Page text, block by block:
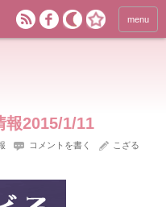
menu
報2015/1/11
コメントを書く こざる